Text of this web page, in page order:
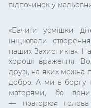
відпочинок у
«Бачити усмішки
ініціювали
наших Захисників».
хороші враження.
друзі, на яких можна
добро. А ми в боргу
матерями, бо вони
— повторює